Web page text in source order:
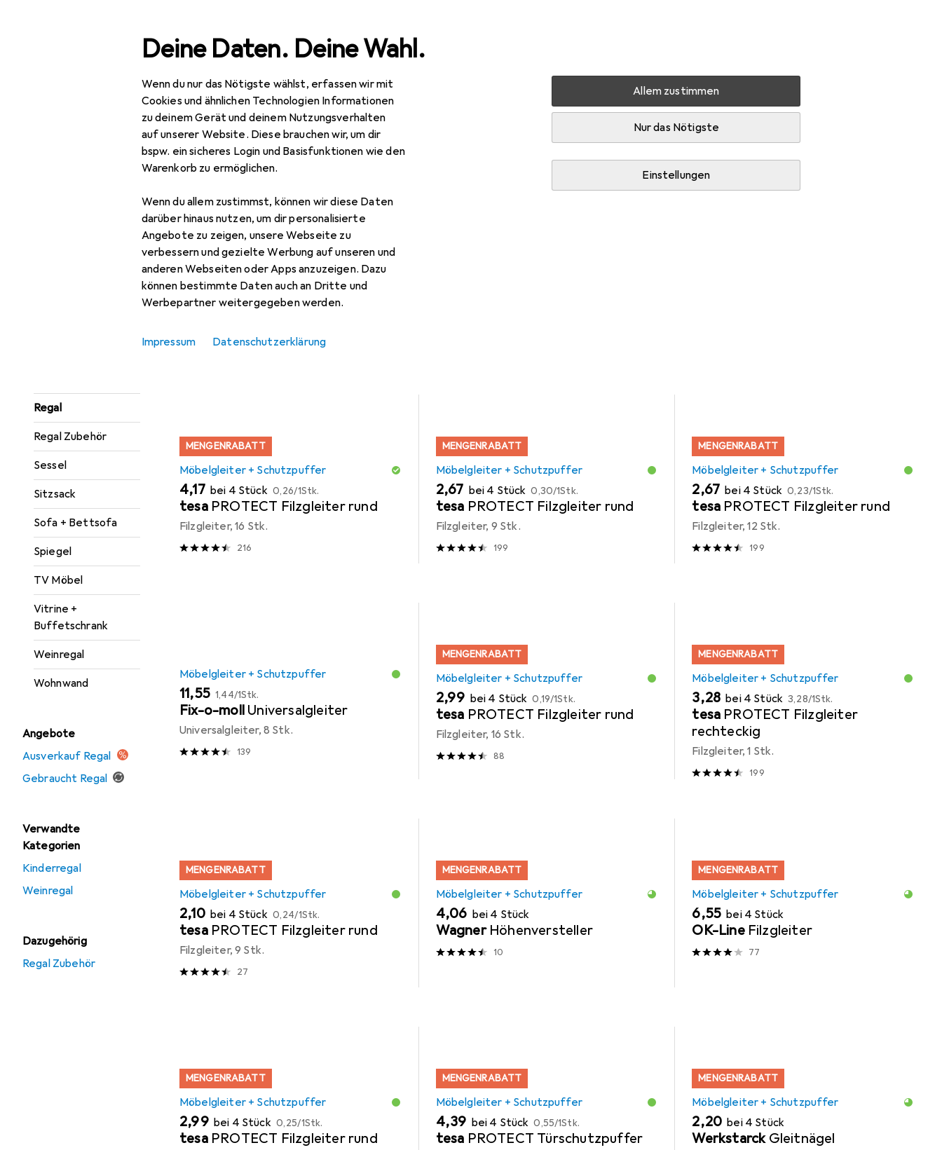
Deine Daten. Deine Wahl.
Wenn du nur das Nötigste wählst, erfassen wir mit
Cookies und ähnlichen Technologien Informationen
zu deinem Gerät und deinem Nutzungsverhalten
auf unserer Website. Diese brauchen wir, um dir
bspw. ein sicheres Login und Basisfunktionen wie den
Warenkorb zu ermöglichen.
Wenn du allem zustimmst, können wir diese Daten
darüber hinaus nutzen, um dir personalisierte
Angebote zu zeigen, unsere Webseite zu
verbessern und gezielte Werbung auf unseren und
anderen Webseiten oder Apps anzuzeigen. Dazu
können bestimmte Daten auch an Dritte und
Werbepartner weitergegeben werden.
Allem zustimmen
Nur das Nötigste
Einstellungen
Impressum Datenschutzerklärung
Navigation nach Kategorien
Regal
Regal Zubehör
Sessel
Sitzsack
Sofa + Bettsofa
Spiegel
TV Möbel
Vitrine +
Buffetschrank
Weinregal
Wohnwand
Angebote
Ausverkauf Regal
Gebraucht Regal
Verwandte
Kategorien
Kinderregal
Weinregal
Dazugehörig
Regal Zubehör
Gesamtsortiment Wohnen Möbel Vicco Küchenunterschrank R-Line
EUR
210,51
Zubehör für Vicco Küchenunterschrank R-Line
Sortieren nach:Relevanz
MENGENRABATT
Möbelgleiter + Schutzpuffer
EUR
4,17 bei 4 Stück EUR
0,26/1Stk.
tesa PROTECT Filzgleiter rund
Filzgleiter, 16 Stk.
216
MENGENRABATT
Möbelgleiter + Schutzpuffer
EUR
2,67 bei 4 Stück EUR
0,30/1Stk.
tesa PROTECT Filzgleiter rund
Filzgleiter, 9 Stk.
199
MENGENRABATT
Möbelgleiter + Schutzpuffer
EUR
2,67 bei 4 Stück EUR
0,23/1Stk.
tesa PROTECT Filzgleiter rund
Filzgleiter, 12 Stk.
199
Möbelgleiter + Schutzpuffer
EUR
11,55 EUR
1,44/1Stk.
Fix-o-moll Universalgleiter
Universalgleiter, 8 Stk.
139
MENGENRABATT
Möbelgleiter + Schutzpuffer
EUR
2,99 bei 4 Stück EUR
0,19/1Stk.
tesa PROTECT Filzgleiter rund
Filzgleiter, 16 Stk.
88
MENGENRABATT
Möbelgleiter + Schutzpuffer
EUR
3,28 bei 4 Stück EUR
3,28/1Stk.
tesa PROTECT Filzgleiter
rechteckig
Filzgleiter, 1 Stk.
199
MENGENRABATT
Möbelgleiter + Schutzpuffer
EUR
2,10 bei 4 Stück EUR
0,24/1Stk.
tesa PROTECT Filzgleiter rund
Filzgleiter, 9 Stk.
27
MENGENRABATT
Möbelgleiter + Schutzpuffer
EUR
4,06 bei 4 Stück
Wagner Höhenversteller
10
MENGENRABATT
Möbelgleiter + Schutzpuffer
EUR
6,55 bei 4 Stück
OK-Line Filzgleiter
77
MENGENRABATT
Möbelgleiter + Schutzpuffer
EUR
2,99 bei 4 Stück EUR
0,25/1Stk.
tesa PROTECT Filzgleiter rund
MENGENRABATT
Möbelgleiter + Schutzpuffer
EUR
4,39 bei 4 Stück EUR
0,55/1Stk.
tesa PROTECT Türschutzpuffer
MENGENRABATT
Möbelgleiter + Schutzpuffer
EUR
2,20 bei 4 Stück
Werkstarck Gleitnägel